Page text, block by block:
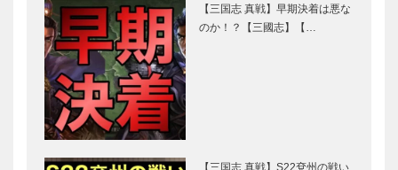
【三国志 真戦】早期決着は悪な
のか！？【三國志】【…
【三国志 真戦】S22兗州の戦い